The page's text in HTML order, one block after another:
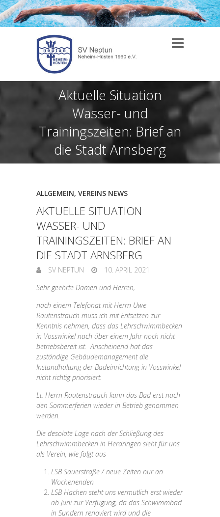
Aktuelle Situation
Wasser- und
Trainingszeiten: Brief an
die Stadt Arnsberg
ALLGEMEIN, VEREINS NEWS
AKTUELLE SITUATION
WASSER- UND
TRAININGSZEITEN: BRIEF AN
DIE STADT ARNSBERG
SV NEPTUN
10. APRIL 2021
Sehr geehrte Damen und Herren,
nach einem Telefonat mit Herrn Uwe
Rautenstrauch muss ich mit Entsetzen zur
Kenntnis nehmen, dass das Lehrschwimmbecken
in Vosswinkel nach über einem Jahr noch nicht
betriebsbereit ist. Anscheinend hat das
zuständige Gebäudemanagement die
Instandhaltung der Badeinrichtung in Vosswinkel
nicht richtig priorisiert.
Lt. Herrn Rautenstrauch kann das Bad erst nach
den Sommerferien wieder in Betrieb genommen
werden.
Die desolate Lage nach der Schließung des
Lehrschwimmbecken in Herdringen sieht für uns
als Verein, wie folgt aus
LSB Sauerstraße / neue Zeiten nur an
Wochenenden
LSB Hachen steht uns vermutlich erst wieder
ab Juni zur Verfügung, da das Schwimmbad
in Sundern renoviert wird und die